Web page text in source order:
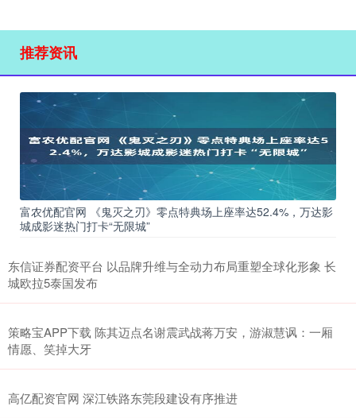
推荐资讯
富农优配官网 《鬼灭之刃》零点特典场上座率达52.4%，万达影
城成影迷热门打卡“无限城”
东信证券配资平台 以品牌升维与全动力布局重塑全球化形象 长
城欧拉5泰国发布
策略宝APP下载 陈其迈点名谢震武战蒋万安，游淑慧讽：一厢
情愿、笑掉大牙
高亿配资官网 深江铁路东莞段建设有序推进